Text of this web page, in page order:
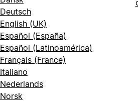
Deutsch
English (UK)
Español (España)
Español (Latinoamérica)
Français (France)
Italiano
Nederlands
Norsk